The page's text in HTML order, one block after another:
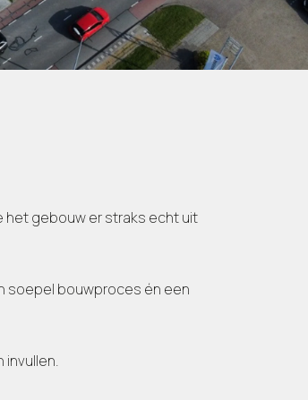
het gebouw er straks echt uit
soepel bouwproces én een